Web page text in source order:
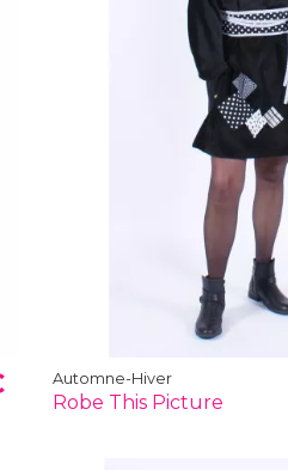
Automne-Hiver
Robe This Picture